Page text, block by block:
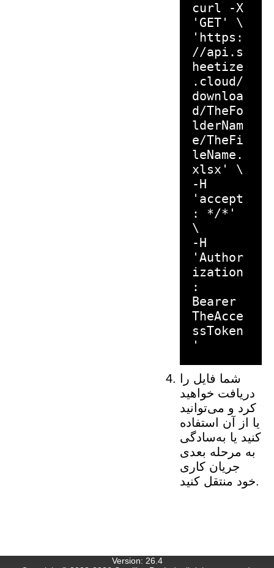
curl -X
'GET' \
'https:
//api.s
heetize
.cloud/
downloa
d/TheFo
lderNam
e/TheFi
leName.
xlsx' \
-H
'accept
: */*'
\
-H
'Author
ization
:
Bearer
TheAcce
ssToken
شما فایل را
دریافت خواهید
کرد و می‌توانید
یا از آن استفاده
کنید یا به‌سادگی
به مرحله بعدی
جریان کاری
خود منتقل کنید.
Version: 26.4